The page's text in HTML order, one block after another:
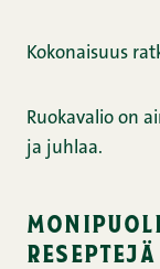
Kokonaisuus
Ruokavalio on
ja juhlaa.
reseptejä